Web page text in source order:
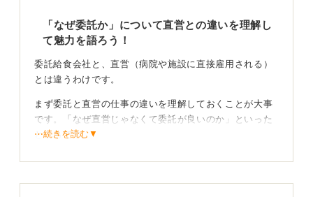
「なぜ委託か」について直営との違いを理解し
て魅力を語ろう！
委託給食会社と、直営（病院や施設に直接雇用される）
とは違うわけです。
まず委託と直営の仕事の違いを理解しておくことが大事
です。「なぜ直営じゃなくて委託が良いのか」といった
ところです。
⋯続きを読む▼